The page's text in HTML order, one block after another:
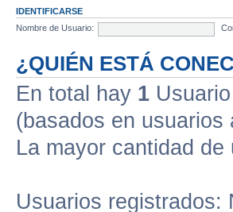
IDENTIFICARSE
Nombre de Usuario:
¿QUIÉN ESTÁ
En total hay 1
(basados en
La mayor cantidad
Usuarios registrados: